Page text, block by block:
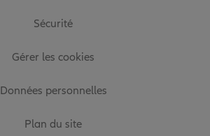
Sécurité
Gérer les cookies
Données personnelles
Plan du site